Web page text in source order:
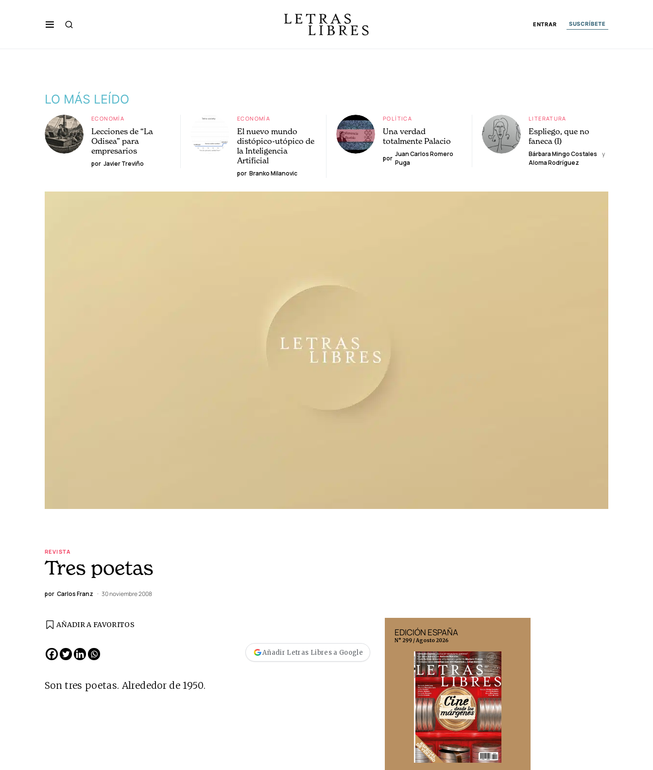
ENTRAR SUSCRÍBETE
LO MÁS LEÍDO
ECONOMÍA
Lecciones de “La
Odisea” para
empresarios
por Javier Treviño
ECONOMÍA
El nuevo mundo
distópico-utópico de
la Inteligencia
Artificial
por Branko Milanovic
POLÍTICA
Una verdad
totalmente Palacio
por
Juan Carlos Romero
Puga
LITERATURA
Espliego, que no
faneca (I)
Bárbara Mingo Costales
y
Aloma Rodríguez
REVISTA
Tres poetas
por Carlos Franz 30 noviembre 2008
AÑADIR A FAVORITOS
Añadir Letras Libres a Google
Son tres poetas. Alrededor de 1950.
EDICIÓN ESPAÑA
N° 299 / Agosto 2026